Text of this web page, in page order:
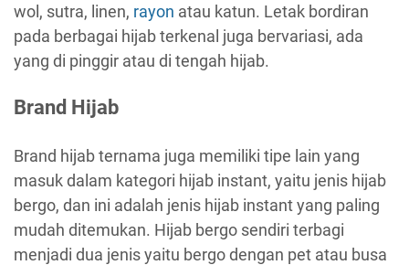
wol, sutra, linen, rayon atau katun. Letak bordiran
pada berbagai hijab terkenal juga bervariasi, ada
yang di pinggir atau di tengah hijab.
Brand Hijab
Brand hijab ternama juga memiliki tipe lain yang
masuk dalam kategori hijab instant, yaitu jenis hijab
bergo, dan ini adalah jenis hijab instant yang paling
mudah ditemukan. Hijab bergo sendiri terbagi
menjadi dua jenis yaitu bergo dengan pet atau busa